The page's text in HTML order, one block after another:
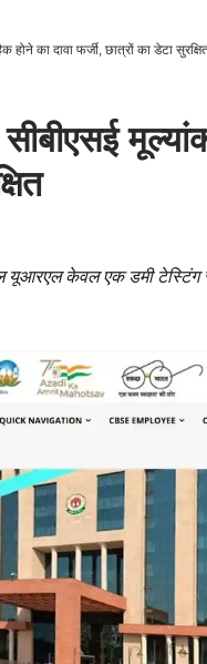
का दावा फर्जी, छात्रों का डेटा
यूआरएल केवल एक डमी टेस्टिंग